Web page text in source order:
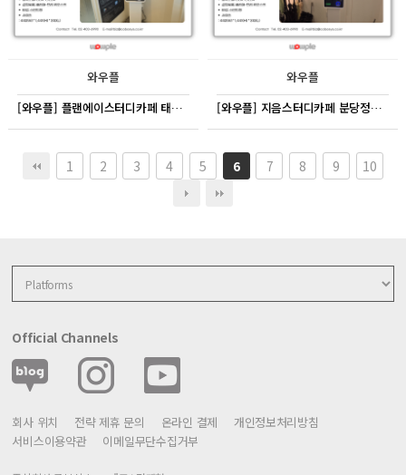
와우플
[와우플] 플랜에이스터디카페 태전센터
와우플
[와우플] 지음스터디카페 분당정자센터
1 2 3 4 5 6 7 8 9 10
Official Channels
회사 위치 전략 제휴 문의 온라인 결제
개인정보처리방침
서비스이용약관
이메일무단수집거부